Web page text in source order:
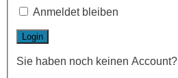
Anmeldet bleiben
Sie haben noch keinen Account?